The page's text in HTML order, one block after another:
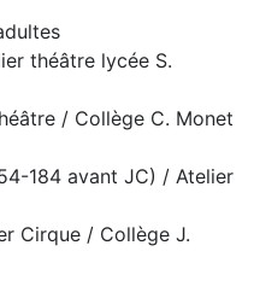
théâtre lycée S.
/ Collège C. Monet
184 avant JC) / Atelier
Cirque / Collège J.